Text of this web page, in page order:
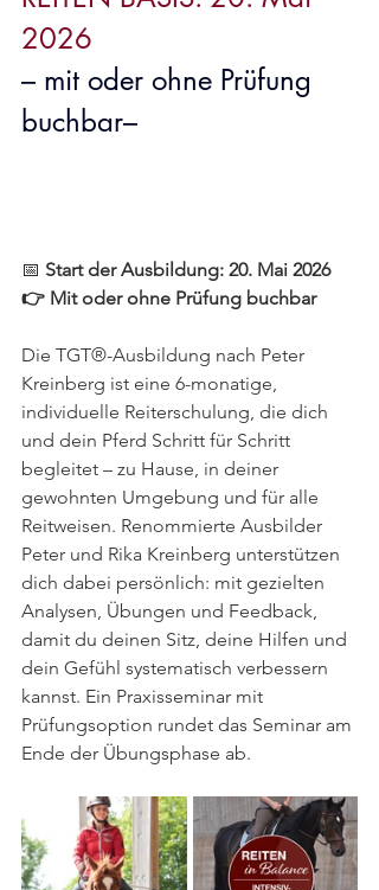
2026
– mit oder ohne Prüfung
buchbar–
📅 Start der Ausbildung: 20. Mai 2026
👉 Mit oder ohne Prüfung buchbar
Die TGT®-Ausbildung nach Peter
Kreinberg ist eine 6-monatige,
individuelle Reiterschulung, die dich
und dein Pferd Schritt für Schritt
begleitet – zu Hause, in deiner
gewohnten Umgebung und für alle
Reitweisen. Renommierte Ausbilder
Peter und Rika Kreinberg unterstützen
dich dabei persönlich: mit gezielten
Analysen, Übungen und Feedback,
damit du deinen Sitz, deine Hilfen und
dein Gefühl systematisch verbessern
kannst. Ein Praxisseminar mit
Prüfungsoption rundet das Seminar am
Ende der Übungsphase ab.